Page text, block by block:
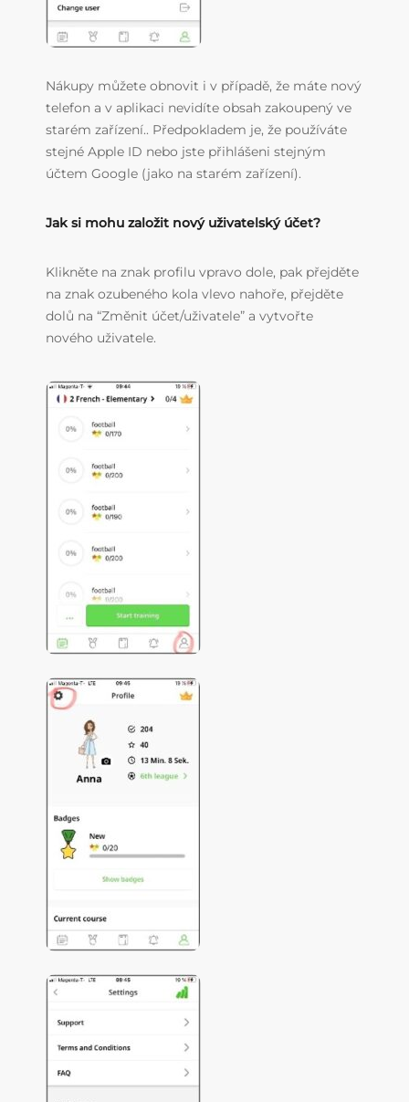
Nákupy můžete obnovit i v případě, že máte nový
telefon a v aplikaci nevidíte obsah zakoupený ve
starém zařízení.. Předpokladem je, že používáte
stejné Apple ID nebo jste přihlášeni stejným
účtem Google (jako na starém zařízení).
Jak si mohu založit nový uživatelský účet?
Klikněte na znak profilu vpravo dole, pak přejděte
na znak ozubeného kola vlevo nahoře, přejděte
dolů na “Změnit účet/uživatele” a vytvořte
nového uživatele.